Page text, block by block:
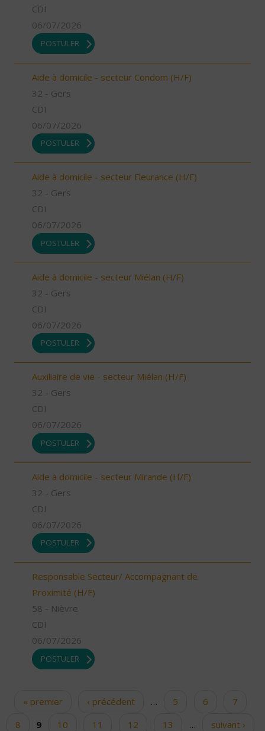
CDI
06/07/2026
POSTULER
Aide à domicile - secteur Condom (H/F)
32 - Gers
CDI
06/07/2026
POSTULER
Aide à domicile - secteur Fleurance (H/F)
32 - Gers
CDI
06/07/2026
POSTULER
Aide à domicile - secteur Miélan (H/F)
32 - Gers
CDI
06/07/2026
POSTULER
Auxiliaire de vie - secteur Miélan (H/F)
32 - Gers
CDI
06/07/2026
POSTULER
Aide à domicile - secteur Mirande (H/F)
32 - Gers
CDI
06/07/2026
POSTULER
Responsable Secteur/ Accompagnant de
Proximité (H/F)
58 - Nièvre
CDI
06/07/2026
POSTULER
Pages« premier ‹ précédent … 5 6
7
8
9 10 11 12 13 …
suivant ›